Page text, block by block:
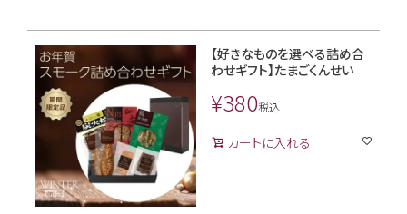
【好きなものを選べる詰め合
わせギフト】たまごくんせい
¥380税込
カートに入れる